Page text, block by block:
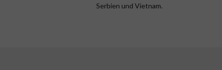
Serbien und Vietnam.